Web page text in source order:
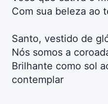
Com sua beleza ao
Santo, vestido de
Nós somos a
Brilhante como sol
contemplar